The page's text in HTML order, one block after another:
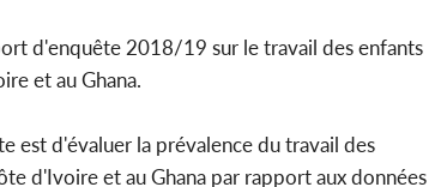
d'enquête 2018/19 sur le travail des enfants
et au Ghana.
est d'évaluer la prévalence du travail des
d'Ivoire et au Ghana par rapport aux données